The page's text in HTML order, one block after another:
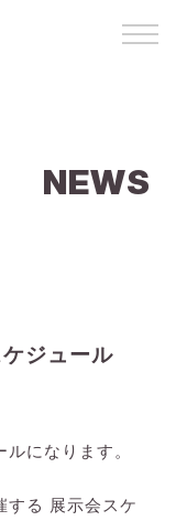
NEWS
ジュール
になります。
する 展示会スケ